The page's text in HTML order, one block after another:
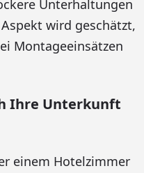
Unterhaltungen
wird geschätzt,
Montageeinsätzen
Ihre Unterkunft
einem Hotelzimmer